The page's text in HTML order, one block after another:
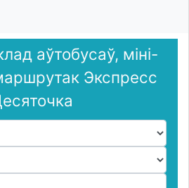
аўтобусаў, міні-
Экспресс